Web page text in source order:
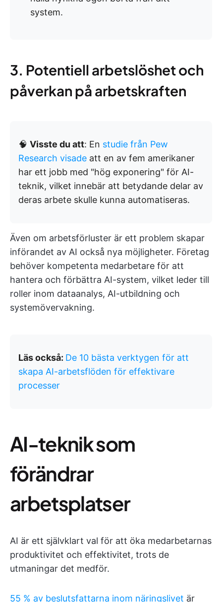
system.
3. Potentiell arbetslöshet och
påverkan på arbetskraften
🧠 Visste du att: En studie från Pew
Research visade att en av fem amerikaner
har ett jobb med "hög exponering" för AI-
teknik, vilket innebär att betydande delar av
deras arbete skulle kunna automatiseras.
Även om arbetsförluster är ett problem skapar
införandet av AI också nya möjligheter. Företag
behöver kompetenta medarbetare för att
hantera och förbättra AI-system, vilket leder till
roller inom dataanalys, AI-utbildning och
systemövervakning.
Läs också: De 10 bästa verktygen för att
skapa AI-arbetsflöden för effektivare
processer
AI-teknik som
förändrar
arbetsplatser
AI är ett självklart val för att öka medarbetarnas
produktivitet och effektivitet, trots de
utmaningar det medför.
55 % av beslutsfattarna inom näringslivet är